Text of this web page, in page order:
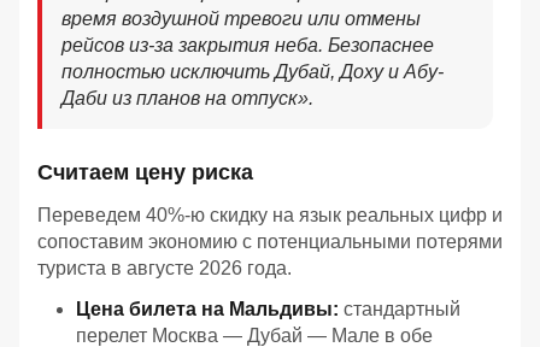
время воздушной тревоги или отмены
рейсов из-за закрытия неба. Безопаснее
полностью исключить Дубай, Доху и Абу-
Даби из планов на отпуск».
Считаем цену риска
Переведем 40%-ю скидку на язык реальных цифр и
сопоставим экономию с потенциальными потерями
туриста в августе 2026 года.
Цена билета на Мальдивы: стандартный
перелет Москва — Дубай — Мале в обе